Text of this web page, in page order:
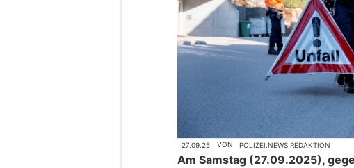
27.09.25 VON POLIZEI.NEWS REDAKTION
Am Samstag (27.09.2025),